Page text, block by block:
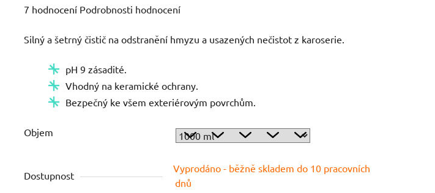
Průměrné
produktu
7 hodnocení Podrobnosti hodnocení
Silný a šetrný čistič na odstranění hmyzu a usazených nečistot z karoserie.
pH 9 zásadité.
Vhodný na keramické ochrany.
Bezpečný ke všem exteriérovým povrchům.
Objem
Dostupnost
Vyprodáno - běžně skladem do 10 pracovních
dnů